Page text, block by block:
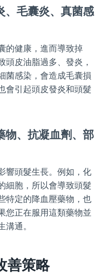
、毛囊炎、真菌感
的健康，進而導致掉
頭皮油脂過多、發炎，
菌感染，會造成毛囊損
會引起頭皮發炎和頭髮
物、抗凝血劑、部
響頭髮生長。例如，化
細胞，所以會導致頭髮
特定的降血壓藥物，也
您正在服用這類藥物並
通。
善策略